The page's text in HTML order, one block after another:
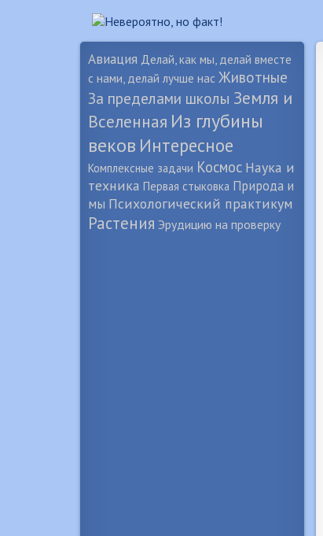
Авиация Делай, как мы, делай вместе
с нами, делай лучше нас Животные
За пределами школы Земля и
Вселенная Из глубины
веков Интересное
Комплексные задачи Космос Наука и
техника Первая стыковка Природа и
мы Психологический практикум
Растения Эрудицию на проверку